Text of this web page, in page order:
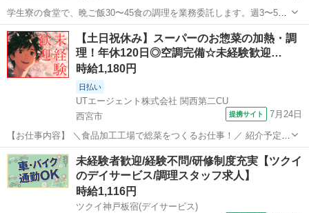
学生寮の食堂で、晩ご飯30〜45食の調理を業務委託します。週3〜5日
で、15時〜18時の3時間程度です。調理師の免許必須です。他の調理ス
タッフと一緒に調理をお願いします。
兵庫 神戸市 住吉駅 その他
【土日祝休み】スーパーのお惣菜の加熱・調
理！年休120日◎空調完備☆未経験歓迎…
時給1,180円
日払い
UTエージェント株式会社 関西第二CU
西宮市
提携サイト 7月24日
【お仕事内容】 ＼食品加工工場で総菜をつくるお仕事！／ 紹介予定派
遣のお仕事♪ 2ヵ月の派遣契約終了後、双方の合意の上、派遣先での直
接雇用（アルバイト）切り替えを前提としたお仕事です！ ＜具体的に
は…＞ ◆ スーパーなど...
兵庫 西宮市 キッチン
未経験者歓迎/経験不問/研修制度充実【ツクイ
のデイサービス/調理スタッフ求人】
時給1,116円
ツクイ神戸板宿(デイサービス)